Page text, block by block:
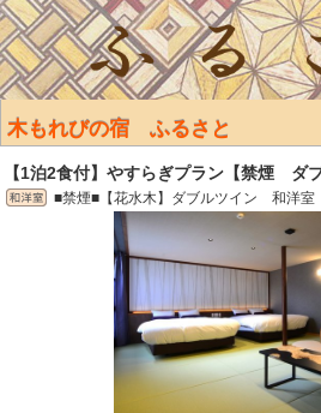
木もれびの宿 ふるさと
【1泊2食付】やすらぎプラン【禁煙 ダ
■禁煙■【花水木】ダブルツイン 和洋室